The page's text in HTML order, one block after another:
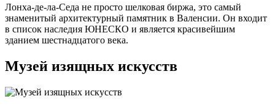
Лонха-де-ла-Седа не просто шелковая биржа, это самый
знаменитый архитектурный памятник в Валенсии. Он входит
в список наследия ЮНЕСКО и является красивейшим
зданием шестнадцатого века.
Музей изящных искусств